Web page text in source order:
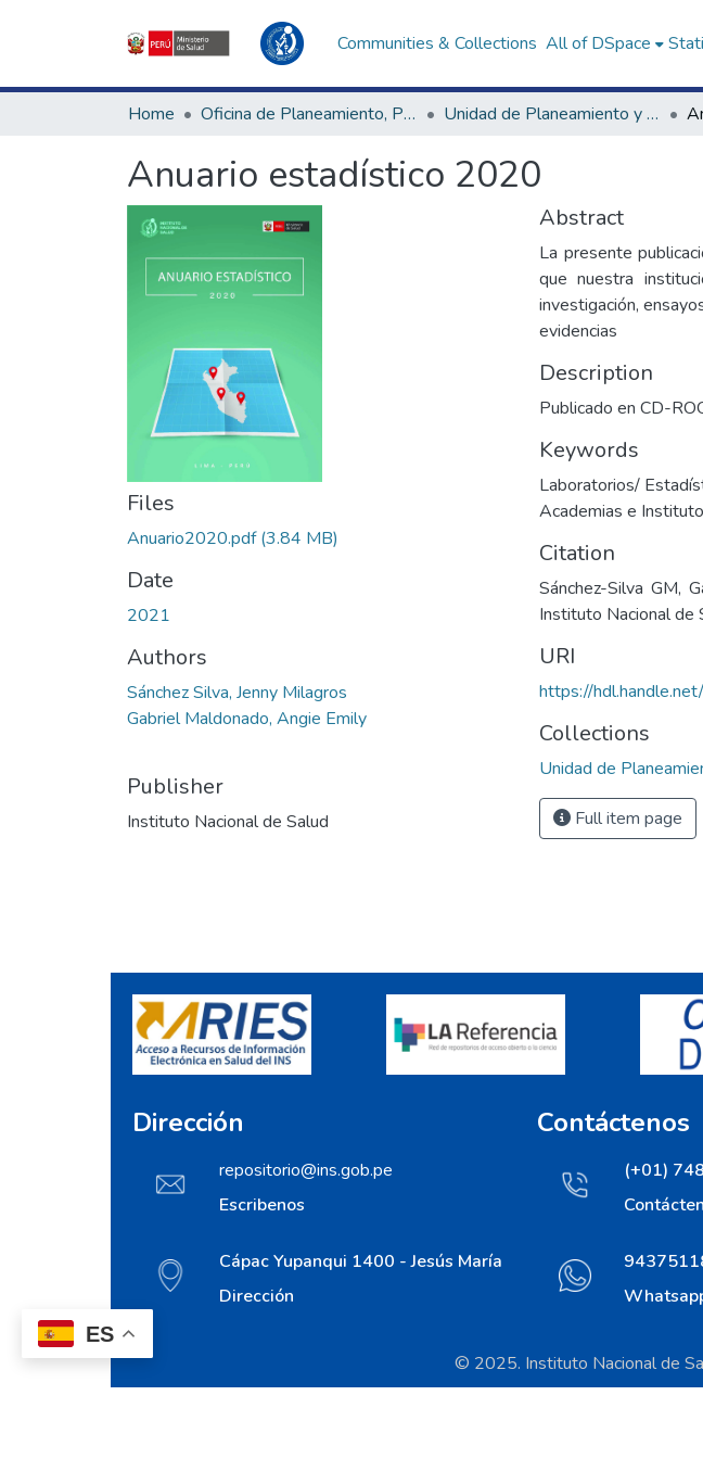
ES
Communities & Collections All of DSpace
Home Oficina de Planeamiento, Presupuesto y Modernización Unidad de Planeamiento y Estadística
Anuario estadístico 2020
Files
Anuario2020.pdf(3.84 MB)
Date
2021
Authors
Sánchez Silva, Jenny Milagros
Gabriel Maldonado, Angie Emily
Publisher
Instituto Nacional de Salud
Abstract
La presente
que nuestra
investigación,
evidencias
Description
Publicado en CD-
Keywords
Laboratorios/
Academias e
Citation
Sánchez-Silva GM,
Instituto Nacional de
URI
https://
Collections
Unidad de
Full item page
Dirección
repositorio@ins.gob.pe
Escribenos
Cápac Yupanqui 1400 - Jesús María
Dirección
Contáctenos
(+01)
© 2025. Instituto Nacional de